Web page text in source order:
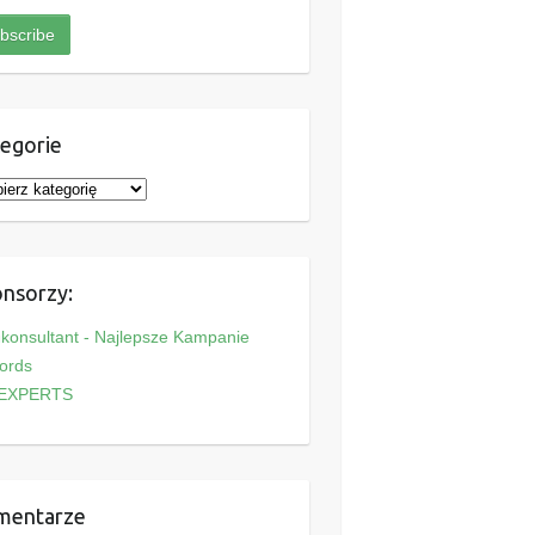
- Najlepsze Kampanie